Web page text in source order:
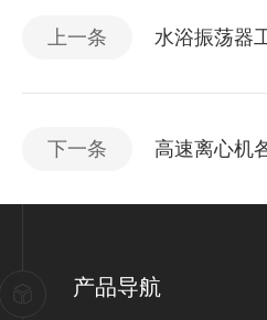
上一条 水浴振荡器
下一条 高速离心机
产品导航